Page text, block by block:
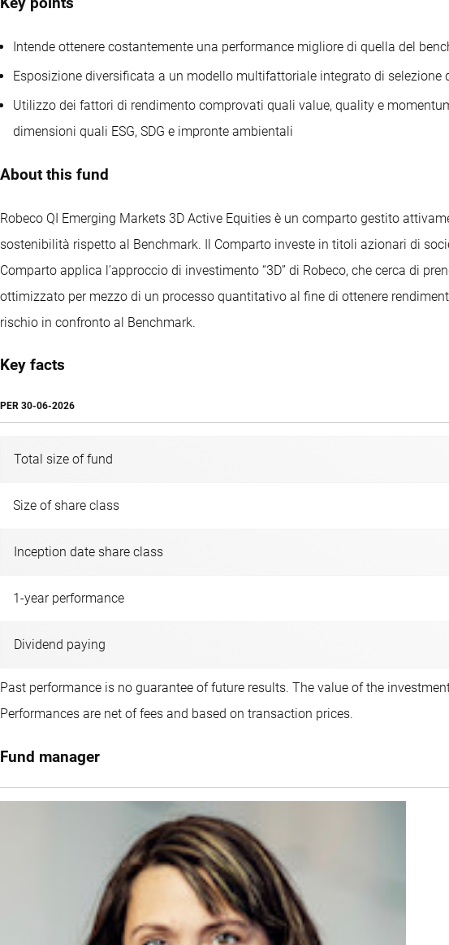
Key points
Intende ottenere costantemente una performance migliore di quella del
Esposizione diversificata a un modello multifattoriale integrato di selezione
Utilizzo dei fattori di rendimento comprovati quali value, quality e
dimensioni quali ESG, SDG e impronte ambientali
About this fund
Robeco QI Emerging Markets 3D Active Equities è un comparto gestito
sostenibilità rispetto al Benchmark. Il Comparto investe in titoli azionari di
Comparto applica l’approccio di investimento “3D” di Robeco, che cerca di
ottimizzato per mezzo di un processo quantitativo al fine di ottenere
rischio in confronto al Benchmark.
Key facts
PER 30-06-2026
Total size of fund
Size of share class
Inception date share class
1-year performance
Dividend paying
Past performance is no guarantee of future results. The value of the
Performances are net of fees and based on transaction prices.
Fund manager